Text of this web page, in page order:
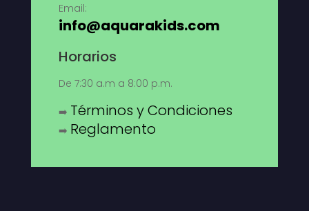
Email:
info@aquarakids.com
Horarios
De 7:30 a.m a 8:00 p.m.
➡️ Términos y Condiciones
➡️ Reglamento